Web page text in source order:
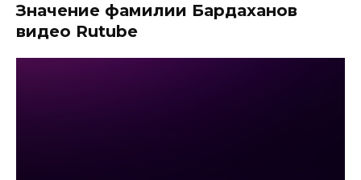
Значение фамилии Бардаханов
видео Rutube